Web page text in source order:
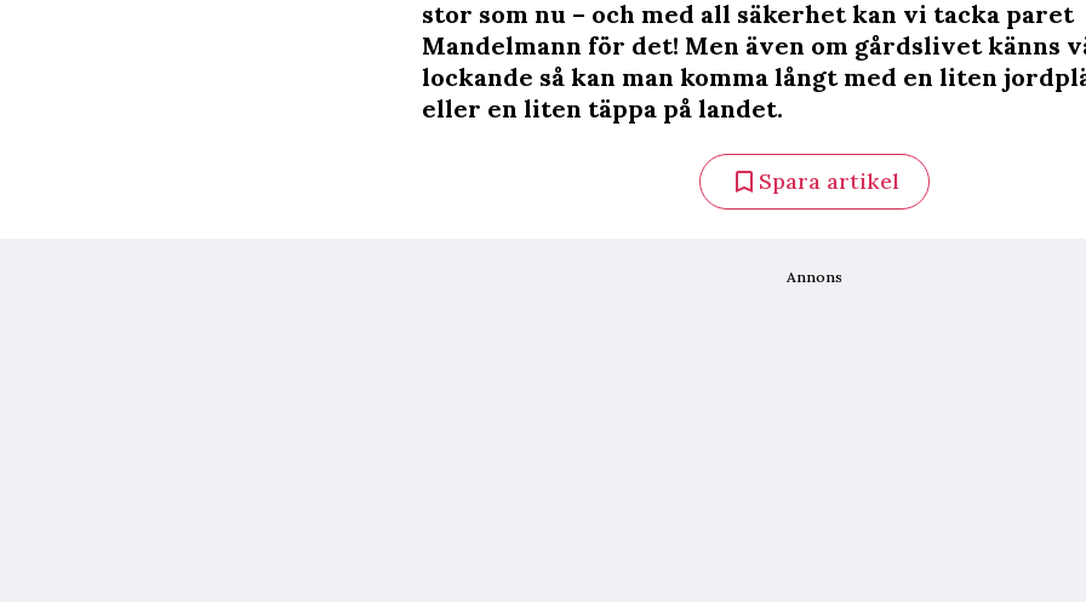
stor som nu – och med all säkerhet kan vi tacka paret
Mandelmann för det! Men även om gårdslivet känns
lockande så kan man komma långt med en liten
eller en liten täppa på landet.
Spara artikel
Annons